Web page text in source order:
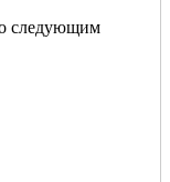
следующим